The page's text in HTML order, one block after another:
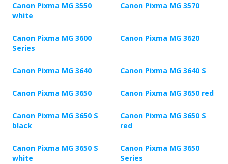
Canon Pixma MG 3550
white
Canon Pixma MG 3570
Canon Pixma MG 3600
Series
Canon Pixma MG 3620
Canon Pixma MG 3640 Canon Pixma MG 3640 S
Canon Pixma MG 3650 Canon Pixma MG 3650 red
Canon Pixma MG 3650 S
black
Canon Pixma MG 3650 S
red
Canon Pixma MG 3650 S
white
Canon Pixma MG 3650
Series